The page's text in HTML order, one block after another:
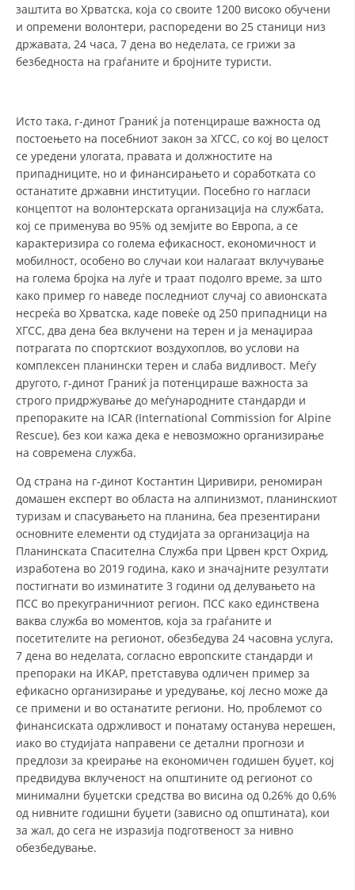
ЗНАЧЕЊЕ НА СЛУЖБАТА ЗА БАРАЊЕ
ФОРМУЛАРИ ЗА БАРАЊА
КРВОДАРИТЕЛСТВО
ИНФОРМАЦИИ ЗА БОЛЕСТИ
МЕНАЏМЕНТ НА ВОЛОНТЕРИ
ЗА НАС
ПРИРАЧНИЦИ
СТРАТЕГИИ
ЕДУКАТИВНО ИНФОРМАТИВНИ МАТЕРИЈАЛИ
БРОШУРИ
ПРЕЗЕНТАЦИИ
заштита во Хрватска, која со своите 1200 високо обучени
и опремени волонтери, распоредени во 25 станици низ
државата, 24 часа, 7 дена во неделата, се грижи за
безбедноста на граѓаните и бројните туристи.
Исто така, г-динот Граниќ ја потенцираше важноста од
постоењето на посебниот закон за ХГСС, со кој во целост
се уредени улогата, правата и должностите на
припадниците, но и финансирањето и соработката со
останатите државни институции. Посебно го нагласи
концептот на волонтерската организација на службата,
кој се применува во 95% од земјите во Европа, а се
карактеризира со голема ефикасност, економичност и
мобилност, особено во случаи кои налагаат вклучување
на голема бројка на луѓе и траат подолго време, за што
како пример го наведе последниот случај со авионската
несреќа во Хрватска, каде повеќе од 250 припадници на
ХГСС, два дена беа вклучени на терен и ја менаџираа
потрагата по спортскиот воздухоплов, во услови на
комплексен планински терен и слаба видливост. Меѓу
другото, г-динот Граниќ ја потенцираше важноста за
строго придржување до меѓународните стандарди и
препораките на ICAR (International Commission for Alpine
Rescue), без кои кажа дека е невозможно организирање
на современа служба.
Од страна на г-динот Костантин Циривири, реномиран
домашен експерт во областа на алпинизмот, планинскиот
туризам и спасувањето на планина, беа презентирани
основните елементи од студијата за организација на
Планинската Спасителна Служба при Црвен крст Охрид,
изработена во 2019 година, како и значајните резултати
постигнати во изминатите 3 години од делувањето на
ПСС во прекуграничниот регион. ПСС како единствена
ваква служба во моментов, која за граѓаните и
посетителите на регионот, обезбедува 24 часовна услуга,
7 дена во неделата, согласно европските стандарди и
препораки на ИКАР, претставува одличен пример за
ефикасно организирање и уредување, кој лесно може да
се примени и во останатите региони. Но, проблемот со
финансиската одржливост и понатаму останува нерешен,
иако во студијата направени се детални прогнози и
предлози за креирање на економичен годишен буџет, кој
предвидува вклученост на општините од регионот со
минимални буџетски средства во висина од 0,26% до 0,6%
од нивните годишни буџети (зависно од општината), кои
за жал, до сега не изразија подготвеност за нивно
обезбедување.